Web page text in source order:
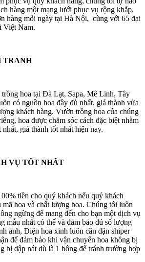
hàng một mạng lưới phục vụ rộng khắp,
hàng mỗi ngày tại Hà Nội, cùng với 65 đại
Việt Nam.
TRANH
hoa tại Đà Lạt, Sapa, Mê Linh, Tây
có nguồn hoa đầy đủ nhất, giá thành vừa
khách hàng. Vườn trồng hoa của chúng
hoa được chăm sóc cách đặc biệt nhằm
giá thành tốt nhất hiện nay.
VỤ TỐT NHẤT
tiền cho quý khách nếu quý khách
hoa và chất lượng hoa. Chúng tôi luôn
ngừng để mang đến cho bạn một dịch vụ
mẫu nhất có thể và đảm bảo đủ số lượng
ảnh, Điện hoa xinh luôn căn dặn shiper
để đảm bảo khi vận chuyển hoa không bị
bị dập nát dù là 1 bông để tránh trường hợp